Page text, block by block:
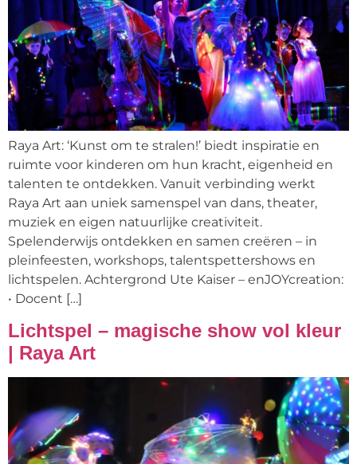
Raya Art: ‘Kunst om te stralen!’ biedt inspiratie en
ruimte voor kinderen om hun kracht, eigenheid en
talenten te ontdekken. Vanuit verbinding werkt
Raya Art aan uniek samenspel van dans, theater,
muziek en eigen natuurlijke creativiteit.
Spelenderwijs ontdekken en samen creëren – in
pleinfeesten, workshops, talentspettershows en
lichtspelen. Achtergrond Ute Kaiser – enJOYcreation:
• Docent […]
Lichtspel – magische show vol kleur
| Raya Art